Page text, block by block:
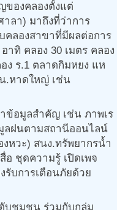
องคลองตั้งแต่
าลา) มาถึงที่ว่าการ
คลองสาขาที่มีผลต่อการ
ทิ คลอง 30 เมตร คลอง
ง ร.1 ตลาดกิมหยง แห
.หาดใหญ่ เช่น
ข้อมูลสำคัญ เช่น ภาพเร
ลฝนตามสถานีออนไลน์
หวะ) สนง.ทรัพยากรน้ำ
อ ชุดความรู้ เปิดเพจ
รับการเตือนภัยด้วย
บชุมชน ร่วมกับกลุ่ม